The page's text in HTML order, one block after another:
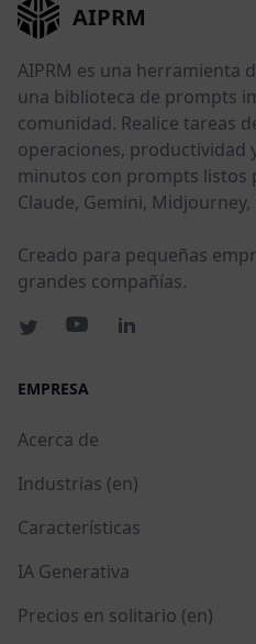
AIPRM
AIPRM es una herramienta
una biblioteca de prompts
comunidad. Realice tareas
operaciones, productividad
minutos con prompts listos
Claude, Gemini,
Creado para pequeñas
grandes compañías.
EMPRESA
Acerca de
Industrias (en)
Características
IA Generativa
Precios en solitario (en)